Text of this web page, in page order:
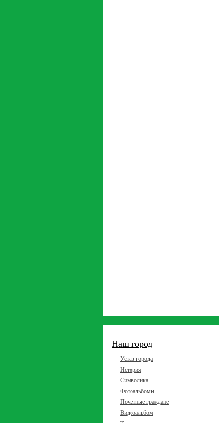
Наш город
Устав города
История
Символика
Фотоальбомы
Почетные граждане
Видеоальбом